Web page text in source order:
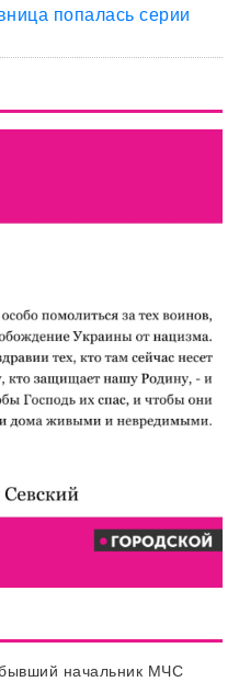
попалась серии
начальник МЧС